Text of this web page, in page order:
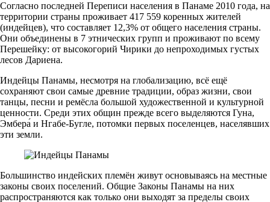
Согласно последней Переписи населения в Панаме 2010 года, на
территории страны проживает 417 559 коренных жителей
(индейцев), что составляет 12,3% от общего населения страны.
Они объединены в 7 этнических групп и проживают по всему
Перешейку: от высокогорий Чирики до непроходимых густых
лесов Дариена.
Индейцы Панамы, несмотря на глобализацию, всё ещё
сохраняют свои самые древние традиции, образ жизни, свои
танцы, песни и ремёсла большой художественной и культурной
ценности. Среди этих общин прежде всего выделяются Гуна,
Эмбера́ и Нгабе-Бугле, потомки первых поселенцев, населявших
эти земли.
Большинство индейских племён живут основываясь на местные
законы своих поселений. Общие Законы Панамы на них
распространяются как только они выходят за пределы своих